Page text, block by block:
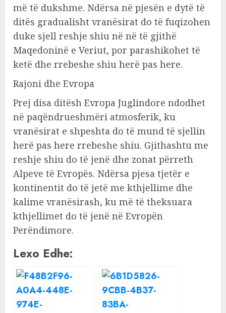
më të dukshme. Ndërsa në pjesën e dytë të
ditës gradualisht vranësirat do të fuqizohen
duke sjell reshje shiu në në të gjithë
Maqedoninë e Veriut, por parashikohet të
ketë dhe rrebeshe shiu herë pas here.
Rajoni dhe Evropa
Prej disa ditësh Evropa Juglindore ndodhet
në paqëndrueshmëri atmosferik, ku
vranësirat e shpeshta do të mund të sjellin
herë pas here rrebeshe shiu. Gjithashtu me
reshje shiu do të jenë dhe zonat përreth
Alpeve të Evropës. Ndërsa pjesa tjetër e
kontinentit do të jetë me kthjellime dhe
kalime vranësirash, ku më të theksuara
kthjellimet do të jenë në Evropën
Perëndimore.
Lexo Edhe: